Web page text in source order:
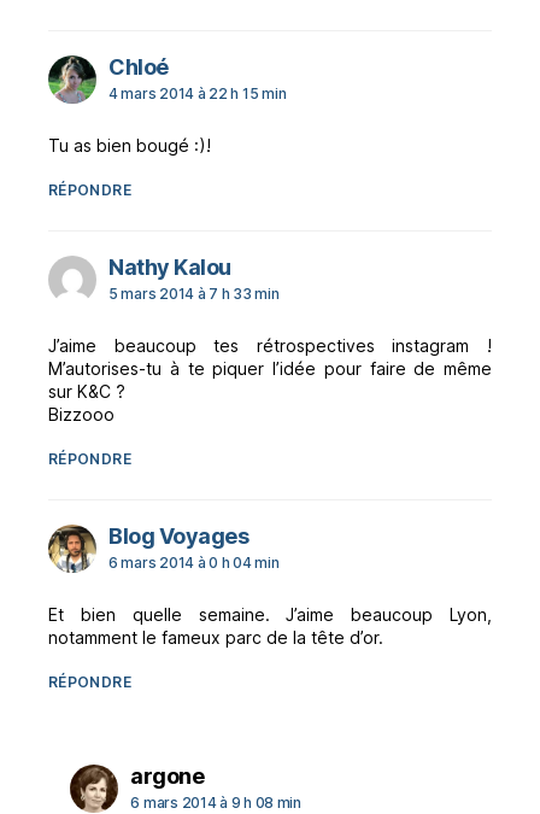
Chloédit :
4 mars 2014 à 22 h 15 min
Tu as bien bougé :)!
RÉPONDRE
Nathy Kaloudit :
5 mars 2014 à 7 h 33 min
J’aime beaucoup tes rétrospectives instagram !
M’autorises-tu à te piquer l’idée pour faire de même
sur K&C ?
Bizzooo
RÉPONDRE
Blog Voyagesdit :
6 mars 2014 à 0 h 04 min
Et bien quelle semaine. J’aime beaucoup Lyon,
notamment le fameux parc de la tête d’or.
RÉPONDRE
argonedit :
6 mars 2014 à 9 h 08 min